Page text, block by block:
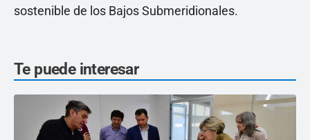
sostenible de los Bajos Submeridionales.
Te puede interesar